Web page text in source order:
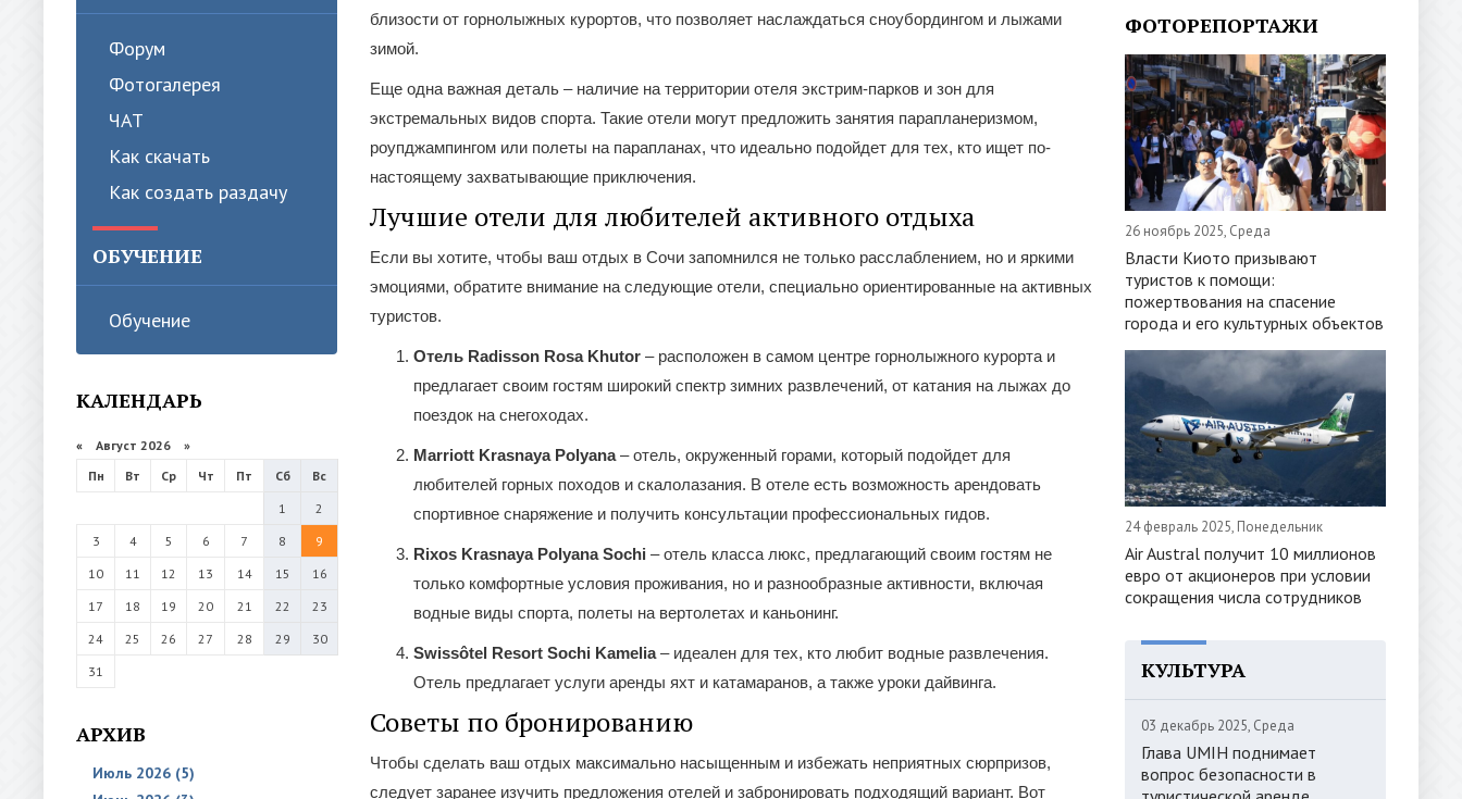
Форум
Фотогалерея
ЧАТ
Как скачать
Как создать раздачу
ОБУЧЕНИЕ
Обучение
КАЛЕНДАРЬ
« Август 2026 »
Пн
Вт Ср Чт Пт Сб
Вс
1
2
3
4 5 6 7 8
9
10
11 12 13 14 15
16
17
18 19 20 21 22
23
24
25 26 27 28 29
30
31
АРХИВ
Июль 2026 (5)
близости от горнолыжных курортов, что позволяет наслаждаться сноубордингом и лыжами
зимой.
Еще одна важная деталь – наличие на территории отеля экстрим-парков и зон для
экстремальных видов спорта. Такие отели могут предложить занятия парапланеризмом,
роупджампингом или полеты на парапланах, что идеально подойдет для тех, кто ищет по-
настоящему захватывающие приключения.
Лучшие отели для любителей активного отдыха
Если вы хотите, чтобы ваш отдых в Сочи запомнился не только расслаблением, но и яркими
эмоциями, обратите внимание на следующие отели, специально ориентированные на активных
туристов.
Отель Radisson Rosa Khutor – расположен в самом центре горнолыжного курорта и
предлагает своим гостям широкий спектр зимних развлечений, от катания на лыжах до
поездок на снегоходах.
Marriott Krasnaya Polyana– отель, окруженный горами, который подойдет для
любителей горных походов и скалолазания. В отеле есть возможность арендовать
спортивное снаряжение и получить консультации профессиональных гидов.
Rixos Krasnaya Polyana Sochi – отель класса люкс, предлагающий своим гостям не
только комфортные условия проживания, но и разнообразные активности, включая
водные виды спорта, полеты на вертолетах и каньонинг.
Swissôtel Resort Sochi Kamelia– идеален для тех, кто любит водные развлечения.
Отель предлагает услуги аренды яхт и катамаранов, а также уроки дайвинга.
Советы по бронированию
Чтобы сделать ваш отдых максимально насыщенным и избежать неприятных сюрпризов,
следует заранее изучить предложения отелей и забронировать подходящий вариант. Вот
ФОТОРЕПОРТАЖИ
26 ноябрь 2025, Среда
Власти Киото призывают
туристов к помощи:
пожертвования на спасение
города и его культурных объектов
24 февраль 2025, Понедельник
Air Austral получит 10 миллионов
евро от акционеров при условии
сокращения числа сотрудников
КУЛЬТУРА
03 декабрь 2025, Среда
Глава UMIH поднимает
вопрос безопасности в